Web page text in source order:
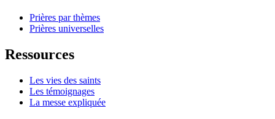
Prières par thèmes
Prières universelles
Ressources
Les vies des saints
Les témoignages
La messe expliquée